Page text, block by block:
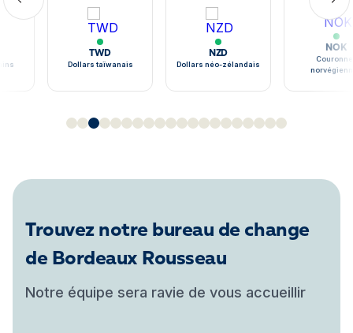
TWD
Dollars taïwanais
NZD
Dollars néo-zélandais
NOK
Trouvez notre bureau de change
de Bordeaux Rousseau
Notre équipe sera ravie de vous accueillir